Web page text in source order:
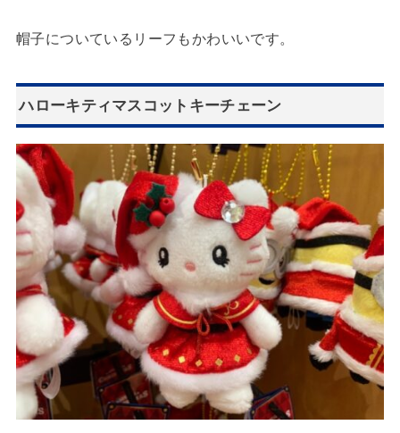
帽子についているリーフもかわいいです。
ハローキティマスコットキーチェーン